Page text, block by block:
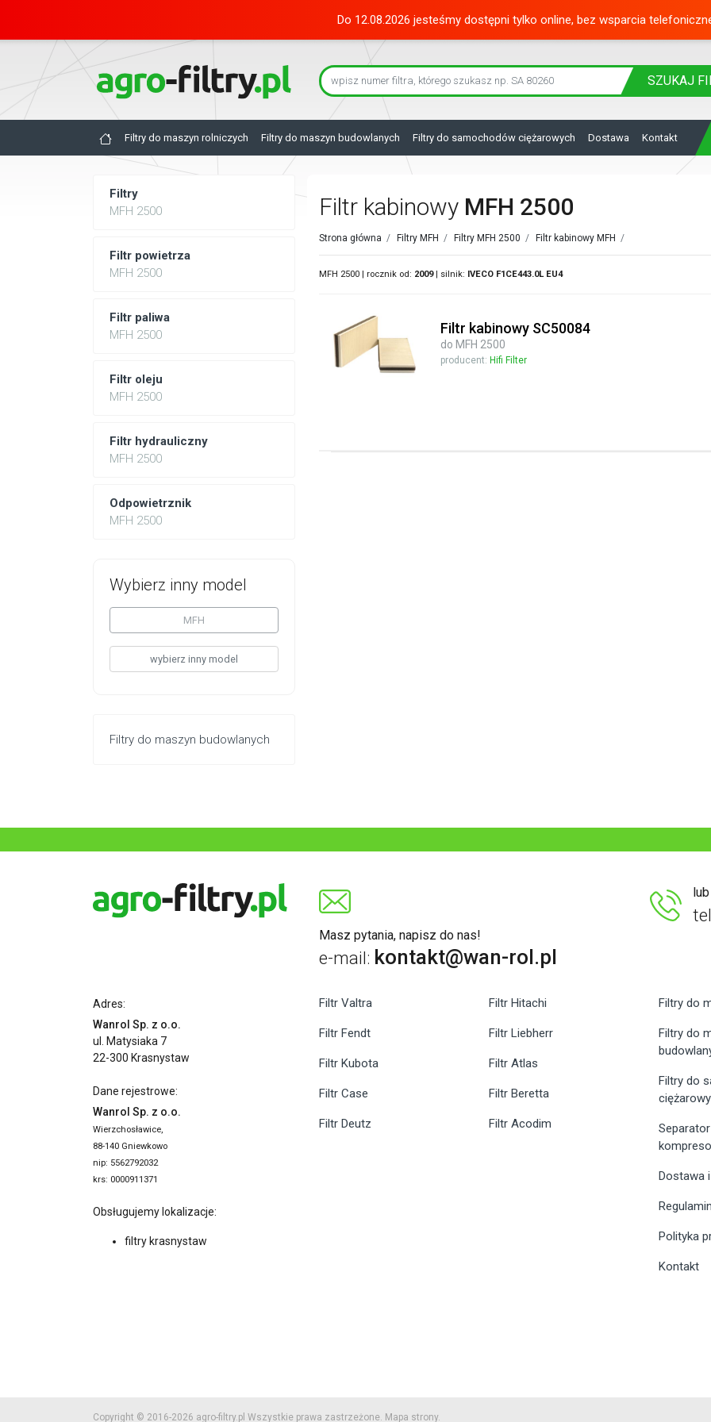
Do 12.08.2026 jesteśmy dostępni tylko online, bez wsparcia
SZUKAJ
Filtry do maszyn rolniczych Filtry do maszyn budowlanych Filtry do samochodów ciężarowych Dostawa Kontakt
Filtry
MFH 2500
Filtr powietrza
MFH 2500
Filtr paliwa
MFH 2500
Filtr oleju
MFH 2500
Filtr hydrauliczny
MFH 2500
Odpowietrznik
MFH 2500
Wybierz inny model
MFH
wybierz inny model
Filtry do maszyn budowlanych
Filtr kabinowy MFH 2500
Strona główna / Filtry MFH / Filtry MFH 2500 / Filtr kabinowy MFH /
MFH 2500 | rocznik od: 2009| silnik: IVECO F1CE443.0L EU4
Filtr kabinowy SC50084
do MFH 2500
producent: Hifi Filter
Masz pytania, napisz do nas!
e-mail: kontakt@wan-rol.pl
Adres:
Wanrol Sp. z o.o.
ul. Matysiaka 7
22-300 Krasnystaw
Dane rejestrowe:
Wanrol Sp. z o.o.
Wierzchosławice,
88-140 Gniewkowo
nip: 5562792032
krs: 0000911371
Obsługujemy lokalizacje:
filtry krasnystaw
Filtr Valtra
Filtr Fendt
Filtr Kubota
Filtr Case
Filtr Deutz
Filtr Hitachi
Filtr Liebherr
Filtr Atlas
Filtr Beretta
Filtr Acodim
Filtry do
Filtry do
Filtry do
Dostawa
Regulamin
Polityka
Kontakt
Copyright © 2016-2026 agro-filtry.pl Wszystkie prawa zastrzeżone. Mapa strony.